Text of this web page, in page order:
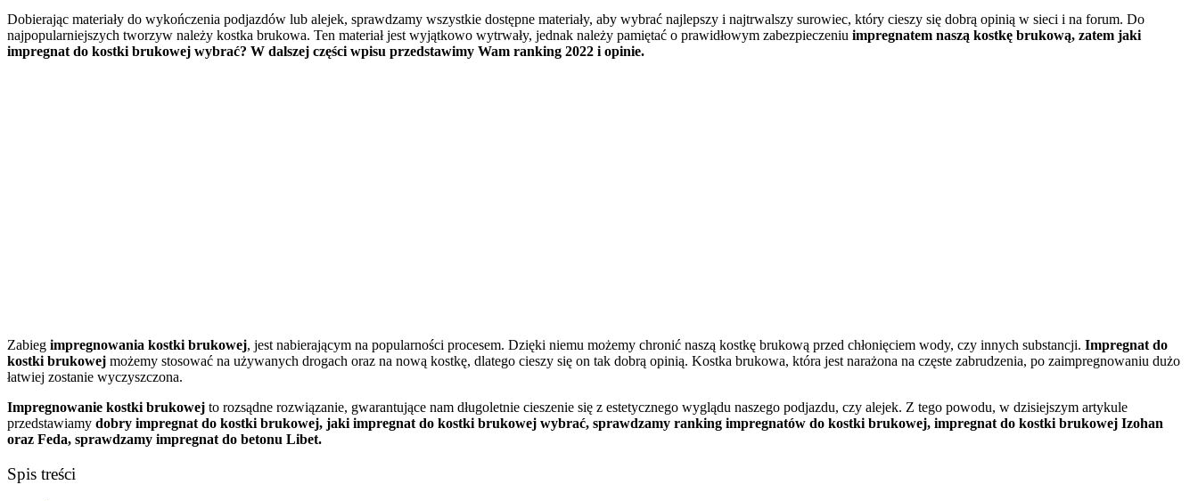
Dobierając materiały do wykończenia podjazdów lub alejek, sprawdzamy wszystkie dostępne materiały, aby wybrać najlepszy i najtrwalszy surowiec, który cieszy się dobrą opinią w sieci i na forum. Do
najpopularniejszych tworzyw należy kostka brukowa. Ten materiał jest wyjątkowo wytrwały, jednak należy pamiętać o prawidłowym zabezpieczeniu impregnatem naszą kostkę brukową, zatem jaki
impregnat do kostki brukowej wybrać? W dalszej części wpisu przedstawimy Wam ranking 2022 i opinie.
Zabieg impregnowania kostki brukowej, jest nabierającym na popularności procesem. Dzięki niemu możemy chronić naszą kostkę brukową przed chłonięciem wody, czy innych substancji. Impregnat do
kostki brukowej możemy stosować na używanych drogach oraz na nową kostkę, dlatego cieszy się on tak dobrą opinią. Kostka brukowa, która jest narażona na częste zabrudzenia, po zaimpregnowaniu dużo
łatwiej zostanie wyczyszczona.
Impregnowanie kostki brukowej to rozsądne rozwiązanie, gwarantujące nam długoletnie cieszenie się z estetycznego wyglądu naszego podjazdu, czy alejek. Z tego powodu, w dzisiejszym artykule
przedstawiamy dobry impregnat do kostki brukowej, jaki impregnat do kostki brukowej wybrać, sprawdzamy ranking impregnatów do kostki brukowej, impregnat do kostki brukowej Izohan
oraz Feda, sprawdzamy impregnat do betonu Libet.
Spis treści